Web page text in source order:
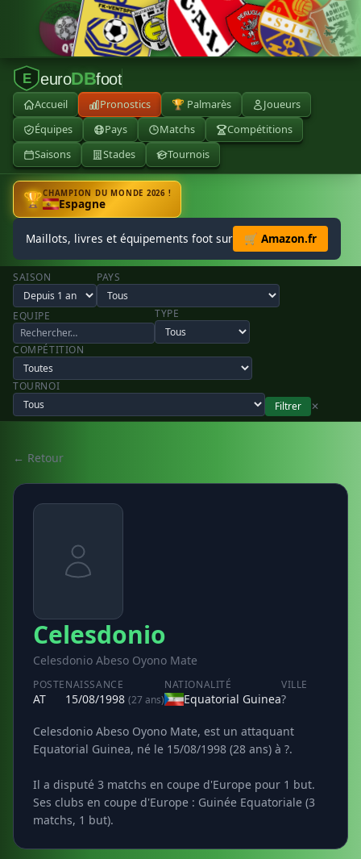
E euroDBfoot
Accueil Pronostics 🏆 Palmarès
Joueurs
Équipes
Pays Matchs
Compétitions
Saisons
Stades Tournois
🏆CHAMPION DU MONDE 2026 !
Espagne
Maillots, livres et équipements foot sur 🛒 Amazon.fr
SAISON PAYS
EQUIPE TYPE
COMPÉTITION
TOURNOI
Filtrer
✕
← Retour
Celesdonio
Celesdonio Abeso Oyono Mate
POSTE
AT
NAISSANCE
15/08/1998 (27 ans)
NATIONALITÉ
Equatorial Guinea
VILLE
?
Celesdonio Abeso Oyono Mate, est un attaquant
Equatorial Guinea, né le 15/08/1998 (28 ans) à ?.
Il a disputé 3 matchs en coupe d'Europe pour 1 but.
Ses clubs en coupe d'Europe : Guinée Equatoriale (3
matchs, 1 but).